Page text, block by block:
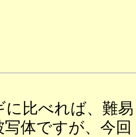
に比べれば、難易
体ですが、今回